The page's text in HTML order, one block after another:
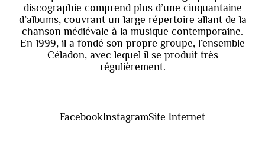
discographie comprend plus d’une cinquantaine
d’albums, couvrant un large répertoire allant de la
chanson médiévale à la musique contemporaine.
En 1999, il a fondé son propre groupe, l’ensemble
Céladon, avec lequel il se produit très
régulièrement.
FacebookInstagramSite Internet